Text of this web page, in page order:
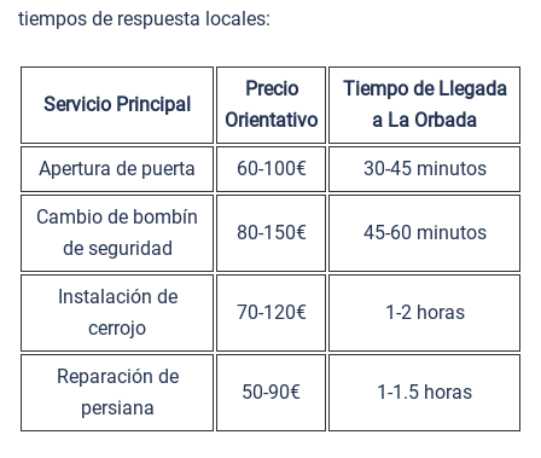
tiempos de respuesta locales:
Servicio Principal
Precio
Orientativo
Tiempo de Llegada
a La Orbada
Apertura de puerta 60-100€ 30-45 minutos
Cambio de bombín
de seguridad
80-150€ 45-60 minutos
Instalación de
cerrojo
70-120€ 1-2 horas
Reparación de
persiana
50-90€ 1-1.5 horas